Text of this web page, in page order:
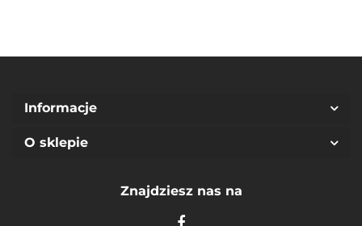
Informacje
O sklepie
Znajdziesz nas na